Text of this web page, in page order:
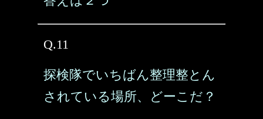
Q.11
探検隊でいちばん整理整とん
されている場所、どーこだ？